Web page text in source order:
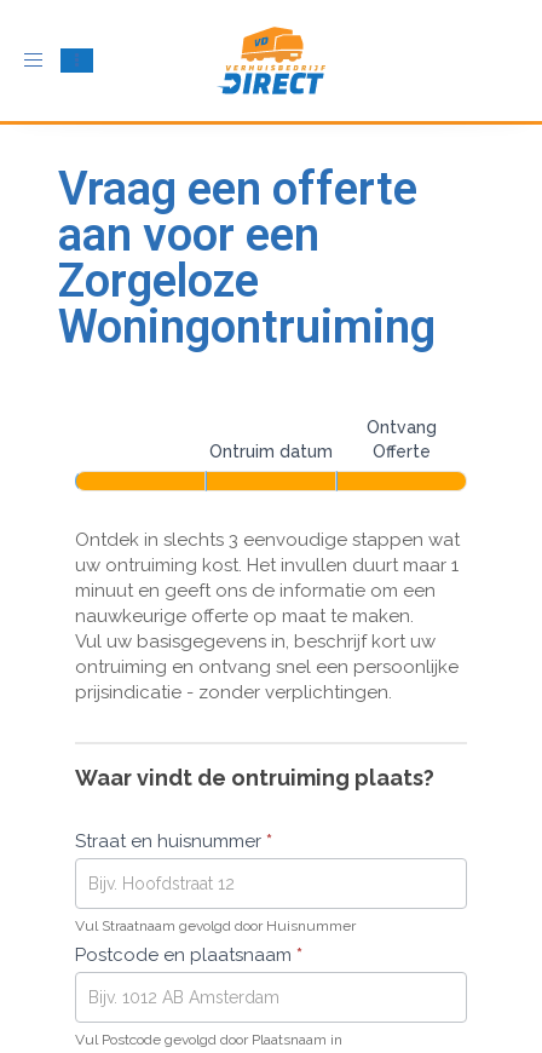
Schakel
Vraag een offerte
aan voor een
Zorgeloze
Woningontruiming
step
Ontruim datum
Ontvang
Offerte
Ontdek in slechts 3 eenvoudige stappen wat
uw ontruiming kost. Het invullen duurt maar 1
minuut en geeft ons de informatie om een
nauwkeurige offerte op maat te maken.
Vul uw basisgegevens in, beschrijf kort uw
ontruiming en ontvang snel een persoonlijke
prijsindicatie - zonder verplichtingen.
Waar vindt de ontruiming plaats?
Straat en huisnummer *
Vul Straatnaam gevolgd door Huisnummer
Postcode en plaatsnaam *
Vul Postcode gevolgd door Plaatsnaam in
mens
bent,
dit
veld
leeg:.